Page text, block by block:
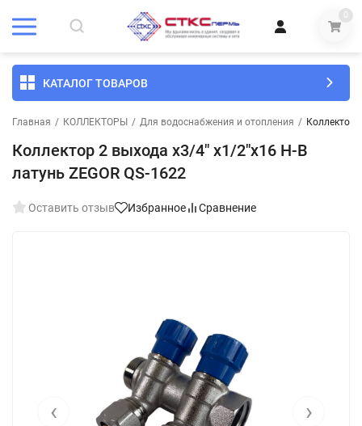
0
КАТАЛОГ ТОВАРОВ
Главная / КОЛЛЕКТОРЫ / Для водоснабжения и отопления / Коллектор
Коллектор 2 выхода х3/4" х1/2"х16 Н-В
латунь ZEGOR QS-1622
Оставить отзыв Избранное Сравнение
‹ ›